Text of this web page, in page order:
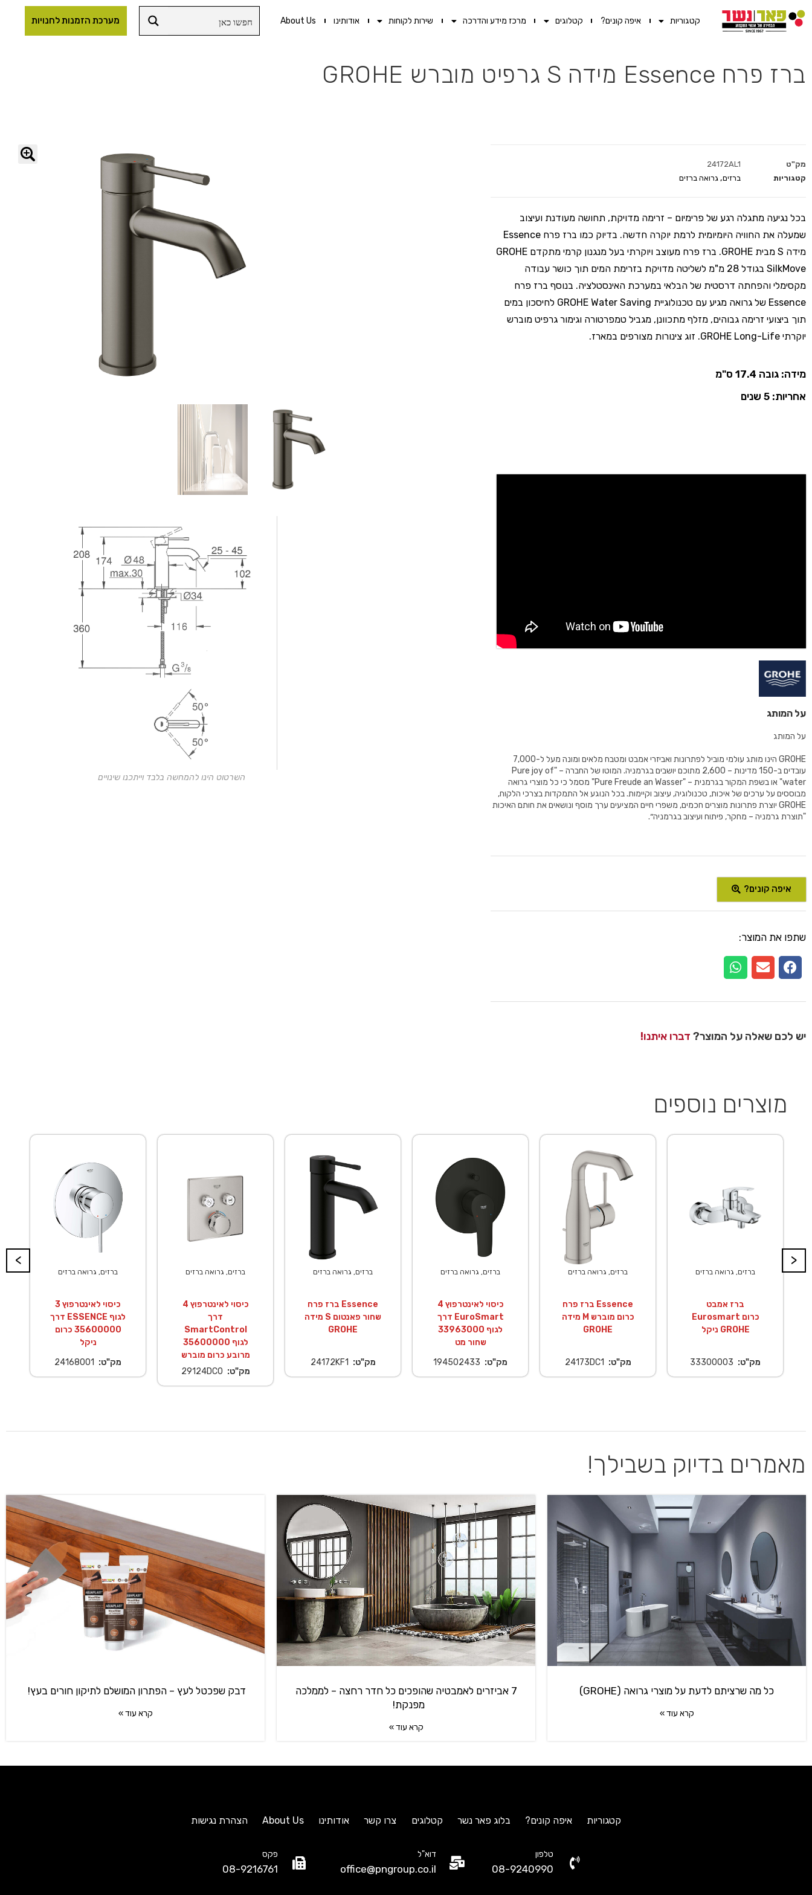
קטגוריות איפה קונים? קטלוגים מרכז מידע והדרכה שירות לקוחות אודותינו About Us מערכת הזמנות לחנויות
ברז פרח Essence מידה S גרפיט מוברש GROHE
מק"ט
24172AL1
קטגוריות
ברזים, גרואה ברזים
בכל נגיעה מתגלה רגע של פרימיום – זרימה מדויקת, תחושה מעודנת ועיצוב
שמעלה את החוויה היומיומית לרמת יוקרה חדשה. בדיוק כמו ברז פרח Essence
מידה S מבית GROHE. ברז פרח מעוצב ויוקרתי בעל מנגנון קרמי מתקדם GROHE
SilkMove‏ בגודל 28 מ"מ לשליטה מדויקת בזרימת המים תוך כושר עבודה
מקסימלי והפחתה דרסטית של הבלאי במערכת האינסטלציה. בנוסף ברז פרח
Essence של גרואה מגיע עם טכנולוגיית GROHE Water Saving לחיסכון במים
תוך ביצועי זרימה גבוהים, מזלף מתכוונן, מגביל טמפרטורה וגימור גרפיט מוברש
יוקרתי GROHE Long-Life. זוג צינורות מצורפים במארז.
מידה: גובה 17.4 ס"מ
אחריות: 5 שנים
על המותג
על המותג
GROHE הינו מותג עולמי מוביל לפתרונות ואביזרי אמבט ומטבח מלאים ומונה מעל ל-7,000
עובדים ב-150 מדינות – 2,600 מתוכם יושבים בגרמניה. המוטו של החברה – "Pure joy of
water" או בשפת המקור בגרמנית – "Pure Freude an Wasser" מסמל כי כל מוצרי גרואה
מבוססים על ערכים של איכות, טכנולוגיה, עיצוב וקיימות. בכל הנוגע אל התמקדות בצרכי הלקוח,
GROHE יוצרת פתרונות מוצרים חכמים, משפרי חיים המציעים ערך מוסף ונושאים את חותם האיכות
"תוצרת גרמניה – מחקר, פיתוח ועיצוב בגרמניה״.
איפה קונים?
שתפו את המוצר:
יש לכם שאלה על המוצר? דברו איתנו!
השרטוט הינו להמחשה בלבד וייתכנו שינויים
מוצרים נוספים
>
ברזים, גרואה ברזים
ברז אמבט
Eurosmart כרום
ניקל GROHE
מק"ט: 33300003
ברזים, גרואה ברזים
ברז פרח Essence
מידה M כרום מוברש
GROHE
מק"ט: 24173DC1
ברזים, גרואה ברזים
כיסוי לאינטרפוץ 4
דרך EuroSmart
לגוף 33963000
שחור מט
מק"ט: 194502433
ברזים, גרואה ברזים
ברז פרח Essence
מידה S שחור פאנטום
GROHE
מק"ט: 24172KF1
ברזים, גרואה ברזים
כיסוי לאינטרפוץ 4
דרך
SmartControl
לגוף 35600000
מרובע כרום מוברש
מק"ט: 29124DC0
ברזים, גרואה ברזים
כיסוי לאינטרפוץ 3
דרך ESSENCE לגוף
35600000 כרום
ניקל
מק"ט: 24168001
<
מאמרים בדיוק בשבילך!
כל מה שרציתם לדעת על מוצרי גרואה (GROHE)
קרא עוד »
7 אביזרים לאמבטיה שהופכים כל חדר רחצה – לממלכה
מפנקת!
קרא עוד »
דבק שפכטל לעץ – הפתרון המושלם לתיקון חורים בעץ!
קרא עוד »
קטגוריות איפה קונים? בלוג פאר נשר קטלוגים צרו קשר אודותינו About Us הצהרת נגישות
טלפון
08-9240990
דוא"ל
office@pngroup.co.il
פקס
08-9216761